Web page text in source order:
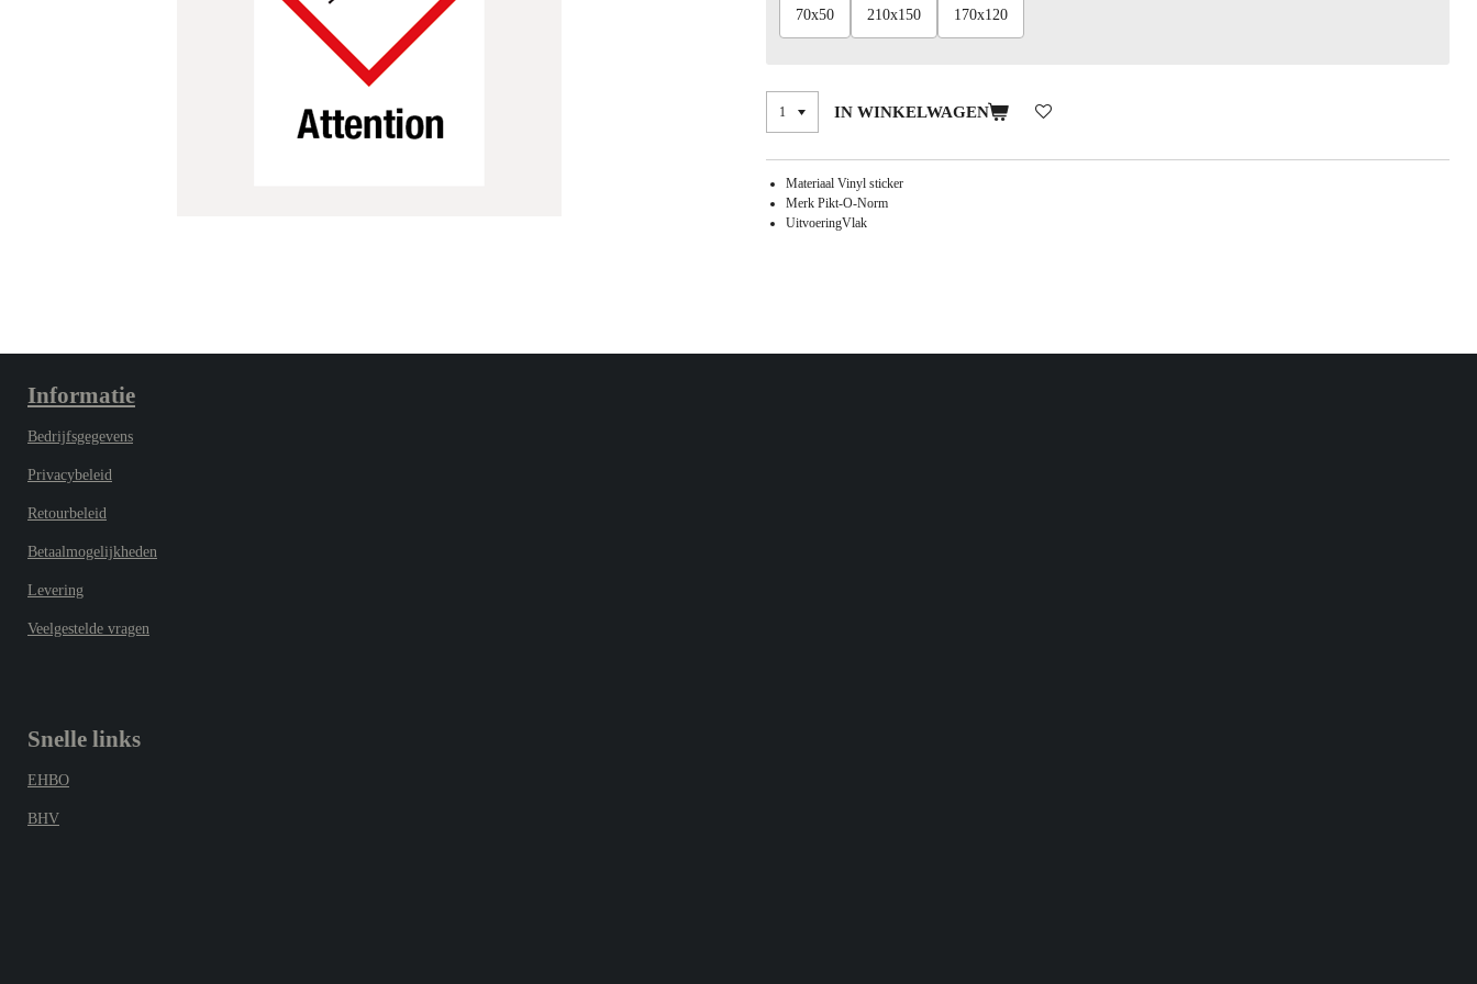
70x50 210x150 170x120
IN WINKELWAGEN
Materiaal Vinyl sticker
Merk Pikt-O-Norm
UitvoeringVlak
Informatie
Bedrijfsgegevens
Privacybeleid
Retourbeleid
Betaalmogelijkheden
Levering
Veelgestelde vragen
Snelle links
EHBO
BHV